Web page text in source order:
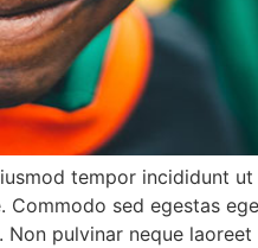
tempor incididunt
sed egestas
pulvinar neque